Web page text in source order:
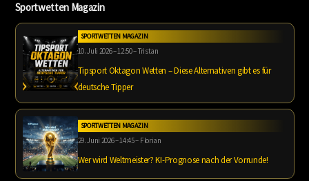
Sportwetten Magazin
SPORTWETTEN MAGAZIN
10. Juli 2026 – 12:50 – Tristan
Tipsport Oktagon Wetten – Diese Alternativen gibt es für
deutsche Tipper
SPORTWETTEN MAGAZIN
29. Juni 2026 – 14:45 – Florian
Wer wird Weltmeister? KI-Prognose nach der Vorrunde!